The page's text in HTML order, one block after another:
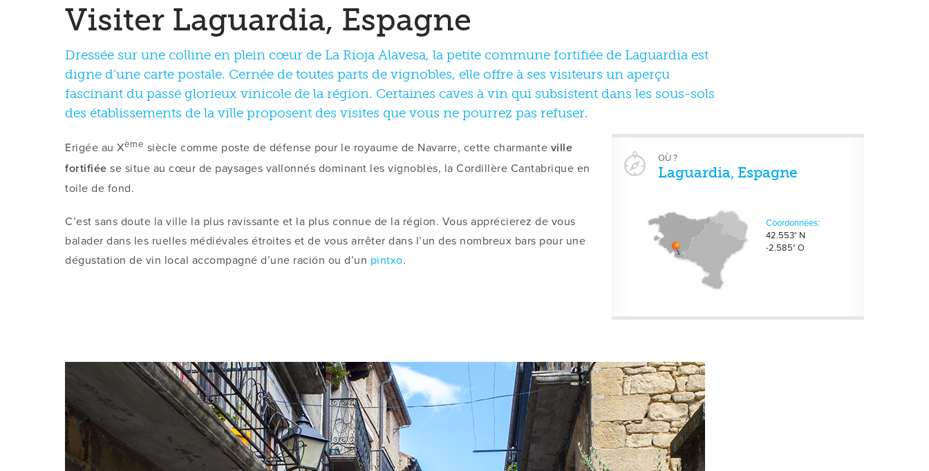
Visiter Laguardia, Espagne
Dressée sur une colline en plein cœur de La Rioja Alavesa, la petite commune fortifiée de Laguardia est
digne d’une carte postale. Cernée de toutes parts de vignobles, elle offre à ses visiteurs un aperçu
fascinant du passé glorieux vinicole de la région. Certaines caves à vin qui subsistent dans les sous-sols
des établissements de la ville proposent des visites que vous ne pourrez pas refuser.
Erigée au Xème siècle comme poste de défense pour le royaume de Navarre, cette charmante ville
fortifiée se situe au cœur de paysages vallonnés dominant les vignobles, la Cordillère Cantabrique en
toile de fond.
C’est sans doute la ville la plus ravissante et la plus connue de la région. Vous apprécierez de vous
balader dans les ruelles médiévales étroites et de vous arrêter dans l’un des nombreux bars pour une
dégustation de vin local accompagné d’une ración ou d’un pintxo.
OÙ ?
Laguardia, Espagne
Coordonnées:
42.553° N
-2.585° O